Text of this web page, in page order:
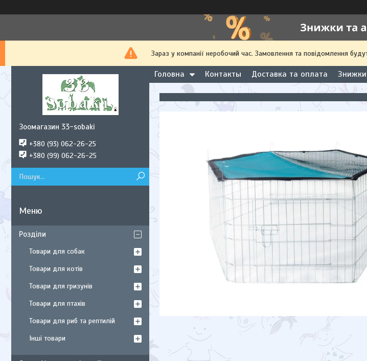
Зараз у компанії неробочий час. Замовлення та повідомлення
Головна Контакты Доставка та оплата Знижки
Зоомагазин 33-sobaki
+380 (93) 062-26-25
+380 (99) 062-26-25
Розділи
Товари для собак
Товари для котів
Товари для гризунів
Товари для птахів
Товари для риб та рептилій
Інші товари